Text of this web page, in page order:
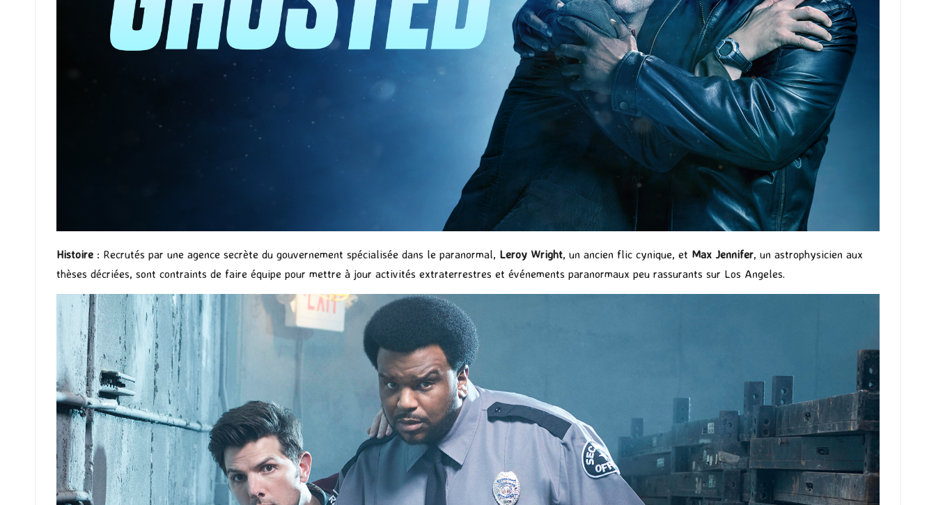
Histoire : Recrutés par une agence secrète du gouvernement spécialisée dans le paranormal, Leroy Wright, un ancien flic cynique, et Max Jennifer, un astrophysicien aux
thèses décriées, sont contraints de faire équipe pour mettre à jour activités extraterrestres et événements paranormaux peu rassurants sur Los Angeles.